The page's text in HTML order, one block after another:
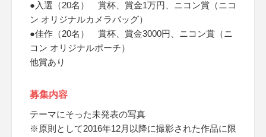
●入選（20名） 賞杯、賞金1万円、ニコン賞（ニコ
ン オリジナルカメラバッグ）
●佳作（20名） 賞杯、賞金3000円、ニコン賞（ニ
コン オリジナルポーチ）
他賞あり
募集内容
テーマにそった未発表の写真
※原則として2016年12月以降に撮影された作品に限